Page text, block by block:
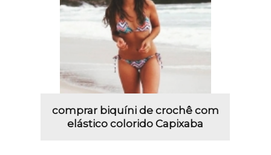
comprar biquíni de crochê com
elástico colorido Capixaba